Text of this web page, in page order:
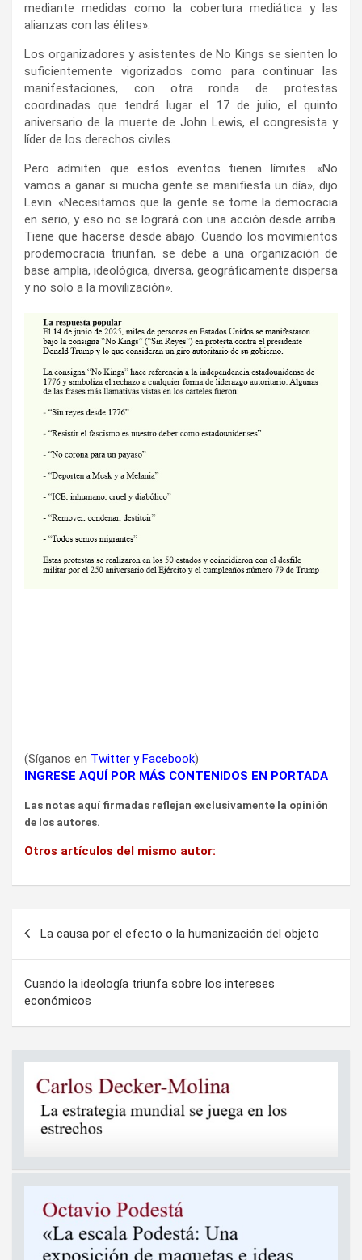
mediante medidas como la cobertura mediática y las
alianzas con las élites».
Los organizadores y asistentes de No Kings se sienten lo
suficientemente vigorizados como para continuar las
manifestaciones, con otra ronda de protestas
coordinadas que tendrá lugar el 17 de julio, el quinto
aniversario de la muerte de John Lewis, el congresista y
líder de los derechos civiles.
Pero admiten que estos eventos tienen límites. «No
vamos a ganar si mucha gente se manifiesta un día», dijo
Levin. «Necesitamos que la gente se tome la democracia
en serio, y eso no se logrará con una acción desde arriba.
Tiene que hacerse desde abajo. Cuando los movimientos
prodemocracia triunfan, se debe a una organización de
base amplia, ideológica, diversa, geográficamente dispersa
y no solo a la movilización».
(Síganos en Twitter yFacebook)
INGRESE AQUÍ POR MÁS CONTENIDOS EN PORTADA
Las notas aquí firmadas reflejan exclusivamente la opinión
de los autores.
Otros artículos del mismo autor:
entradas
La causa por el efecto o la humanización del objeto
Cuando la ideología triunfa sobre los intereses
económicos